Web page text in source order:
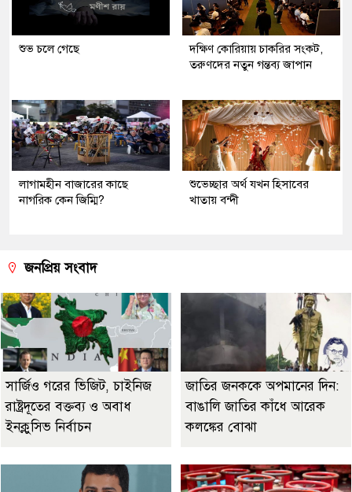
শুভ চলে গেছে
দক্ষিণ কোরিয়ায় চাকরির সংকট,
তরুণদের নতুন গন্তব্য জাপান
লাগামহীন বাজারের কাছে
নাগরিক কেন জিম্মি?
শুভেচ্ছার অর্থ যখন হিসাবের
খাতায় বন্দী
জনপ্রিয় সংবাদ
সার্জিও গরের ভিজিট, চাইনিজ
রাষ্ট্রদূতের বক্তব্য ও অবাধ
ইনক্লুসিভ নির্বাচন
জাতির জনককে অপমানের দিন:
বাঙালি জাতির কাঁধে আরেক
কলঙ্কের বোঝা